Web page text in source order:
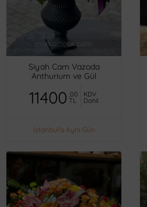
Siyah Cam Vazoda
Anthurium ve Gül
11400 ,00
TL
KDV
Dahil
İstanbul'a Aynı Gün